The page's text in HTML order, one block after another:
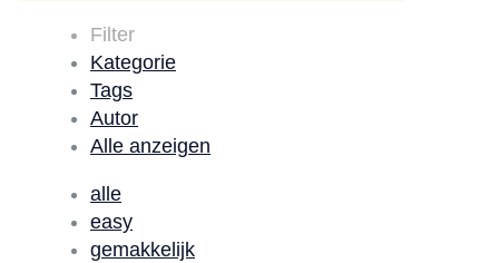
Filter
Kategorie
Tags
Autor
Alle anzeigen
alle
easy
gemakkelijk